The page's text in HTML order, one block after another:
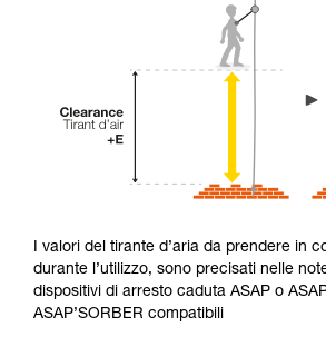
I valori del tirante d’aria da prendere in
durante l’utilizzo, sono precisati nelle
dispositivi di arresto caduta ASAP o
ASAP’SORBER compatibili